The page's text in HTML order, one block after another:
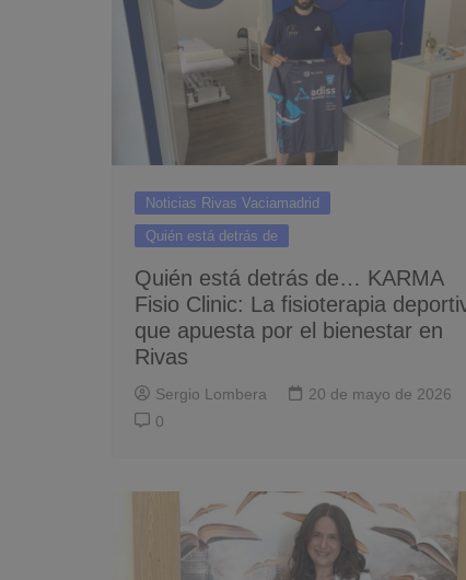
Noticias Rivas Vaciamadrid
Quién está detrás de
Quién está detrás de… KARMA
Fisio Clinic: La fisioterapia
que apuesta por el bienestar en
Rivas
Sergio Lombera
20 de mayo de 2026
0